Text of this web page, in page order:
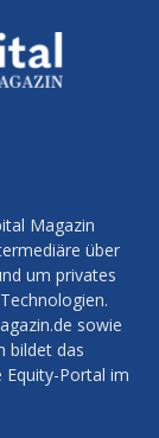
Magazin
über
um privates
sowie
bildet das
Equity-Portal im